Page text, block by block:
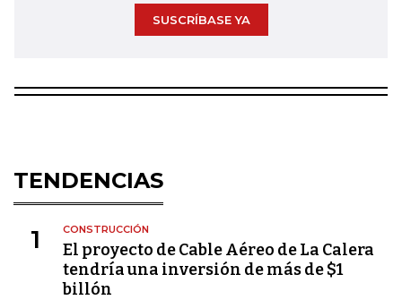
SUSCRÍBASE YA
TENDENCIAS
1 CONSTRUCCIÓN
El proyecto de Cable Aéreo de La Calera
tendría una inversión de más de $1
billón